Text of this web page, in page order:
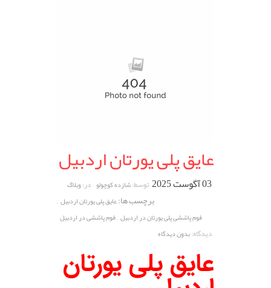
عایق پلی یورتان اردبیل
03 آگوست 2025 توسط:شازده کوچولو در:وبلاگ
برچسب ها:عایق پلی یورتان اردبیل ,
فوم پاششی پلی یورتان در اردبیل ,فوم پاششی در اردبیل
دیدگاه:بدون دیدگاه
عایق پلی یورتان